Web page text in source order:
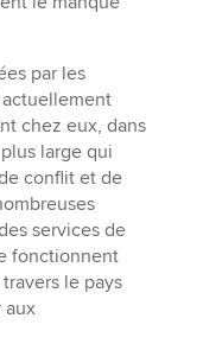
par les
chez eux, dans
large qui
conflit et de
services de
fonctionnent
le pays
aux